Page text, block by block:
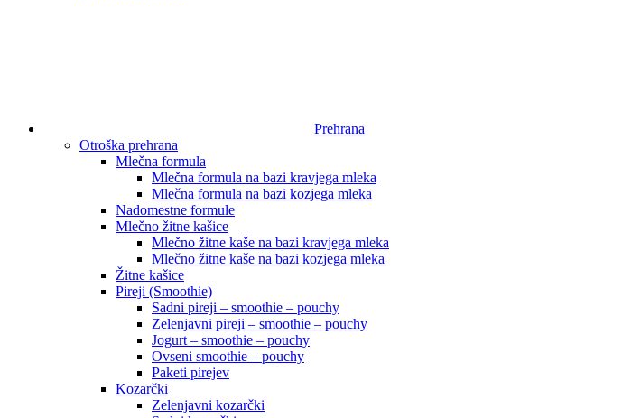
Prehrana
Otroška prehrana
Mlečna formula
Mlečna formula na bazi kravjega mleka
Mlečna formula na bazi kozjega mleka
Nadomestne formule
Mlečno žitne kašice
Mlečno žitne kaše na bazi kravjega mleka
Mlečno žitne kaše na bazi kozjega mleka
Žitne kašice
Pireji (Smoothie)
Sadni pireji – smoothie – pouchy
Zelenjavni pireji – smoothie – pouchy
Jogurt – smoothie – pouchy
Ovseni smoothie – pouchy
Paketi pirejev
Kozarčki
Zelenjavni kozarčki